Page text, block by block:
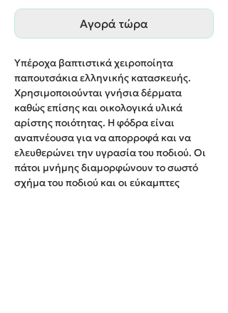
Αγορά τώρα
Υπέροχα βαπτιστικά χειροποίητα
παπουτσάκια ελληνικής κατασκευής.
Χρησιμοποιούνται γνήσια δέρματα
καθώς επίσης και οικολογικά υλικά
αρίστης ποιότητας. Η φόδρα είναι
αναπνέουσα για να απορροφά και να
ελευθερώνει την υγρασία του ποδιού. Οι
πάτοι μνήμης διαμορφώνουν το σωστό
σχήμα του ποδιού και οι εύκαμπτες